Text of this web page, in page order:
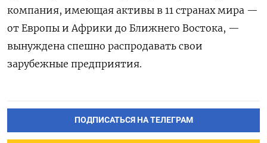
компания, имеющая активы в 11 странах мира —
от Европы и Африки до Ближнего Востока, —
вынуждена спешно распродавать свои
зарубежные предприятия.
ПОДПИСАТЬСЯ НА ТЕЛЕГРАМ